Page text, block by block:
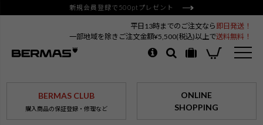
新規会員登録で500ptプレゼント
平日13時までのご注文なら 即日発送！
一部地域を除きご注文金額¥5,500(税込)以上で送料無料！
BERMAS CLUB
購入商品の保証登録・修理など
ONLINE
SHOPPING